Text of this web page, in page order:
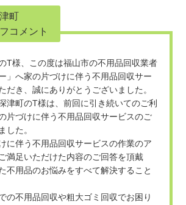
町
コメント
T様、この度は福山市の不用品回収業者
」へ家の片づけに伴う不用品回収サー
だき、誠にありがとうございました。
津町のT様は、前回に引き続いてのご利
片づけに伴う不用品回収サービスのご
した。
に伴う不用品回収サービスの作業のア
満足いただけた内容のご回答を頂戴
不用品のお悩みをすべて解決すること
の不用品回収や粗大ゴミ回収でお困り